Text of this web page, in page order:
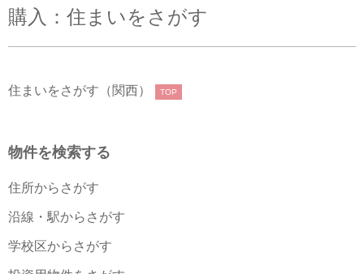
購入：住まいをさがす
住まいをさがす（関西） TOP
物件を検索する
住所からさがす
沿線・駅からさがす
学校区からさがす